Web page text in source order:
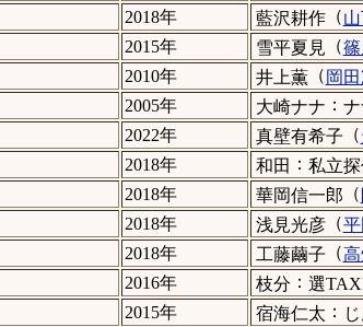
2018年 藍沢耕作（
2015年 雪平夏見 （
2010年 井上薫（ 岡
2005年 大崎ナナ ：
2022年 真壁有希子 （
2018年 和田 ： 私立
2018年 華岡信一郎 （
2018年 浅見光彦（
2018年 工藤繭子 （
2016年 枝分 ： 選
2015年 宿海仁太 ：